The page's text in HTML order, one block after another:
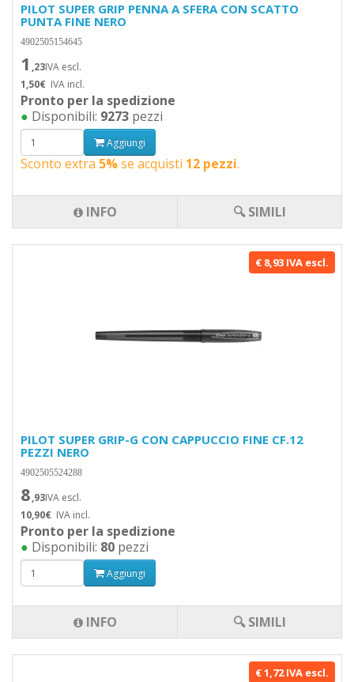
PILOT SUPER GRIP PENNA A SFERA CON SCATTO
PUNTA FINE NERO
4902505154645
1 ,23IVA escl.
1,50€ IVA incl.
Pronto per la spedizione
● Disponibili: 9273 pezzi
Aggiungi
Sconto extra 5%se acquisti 12 pezzi.
INFO 🔍 SIMILI
€ 8,93 IVA escl.
PILOT SUPER GRIP-G CON CAPPUCCIO FINE CF.12
PEZZI NERO
4902505524288
8,93IVA escl.
10,90€ IVA incl.
Pronto per la spedizione
● Disponibili: 80 pezzi
Aggiungi
INFO 🔍 SIMILI
€ 1,72 IVA escl.